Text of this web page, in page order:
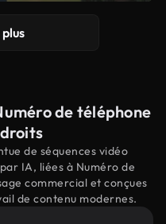
de téléphone
de séquences vidéo
IA, liées à Numéro de
commercial et conçues
de contenu modernes.